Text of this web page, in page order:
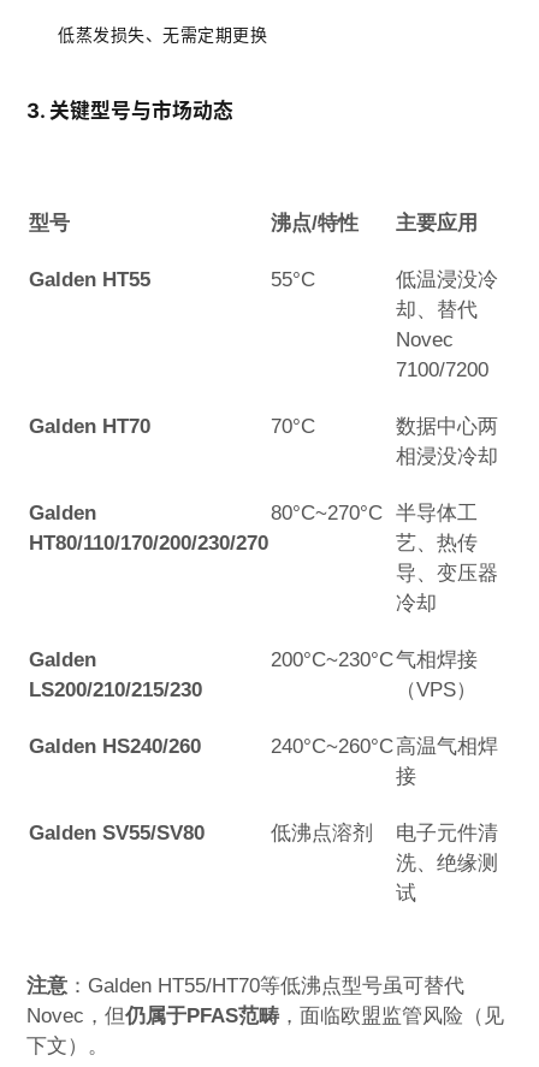
低蒸发损失、无需定期更换
3. 关键型号与市场动态
型号 沸点/特性 主要应用
Galden HT55 55°C
低温浸没冷
却、替代
Novec
7100/7200
Galden HT70 70°C
数据中心两
相浸没冷却
Galden
HT80/110/170/200/230/270
80°C~270°C
半导体工
艺、热传
导、变压器
冷却
Galden
LS200/210/215/230
200°C~230°C气相焊接
（VPS）
Galden HS240/260 240°C~260°C高温气相焊
接
Galden SV55/SV80 低沸点溶剂
电子元件清
洗、绝缘测
试
注意 ：Galden HT55/HT70等低沸点型号虽可替代
Novec，但仍属于PFAS范畴 ，面临欧盟监管风险（见
下文）。